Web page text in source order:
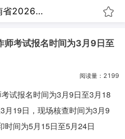
省2026...
考试报名时间为3月9日至
阅读量：2199
试报名时间为3月9日至3月18
月19日，现场核查时间为3月9
时间为5月15日至5月24日